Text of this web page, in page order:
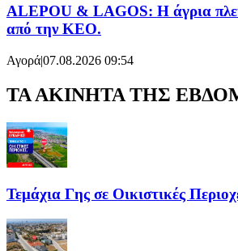
ALEPOU & LAGOS: Η άγρια
από την ΚΕΟ.
Αγορά|07.08.2026 09:54
ΤΑ ΑΚΙΝΗΤΑ ΤΗΣ
Τεμάχια Γης σε Οικιστικές